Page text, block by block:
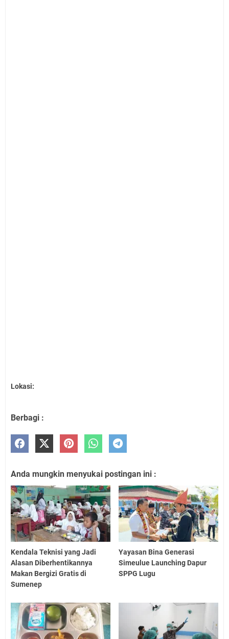
Lokasi:
Berbagi :
Anda mungkin menyukai postingan ini :
Kendala Teknisi yang Jadi
Alasan Diberhentikannya
Makan Bergizi Gratis di
Sumenep
Yayasan Bina Generasi
Simeulue Launching Dapur
SPPG Lugu